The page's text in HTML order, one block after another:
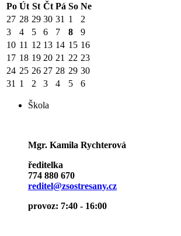
Po Út St Čt Pá So Ne
27 28 29 30 31 1
2
3
4 5 6 7 8
9
10 11 12 13 14 15 16
17 18 19 20 21 22 23
24 25 26 27 28 29 30
31 1 2 3 4 5 6
Škola
Mgr. Kamila Rychterová
ředitelka
774 880 670
reditel@zsostresany.cz
provoz: 7:40 - 16:00